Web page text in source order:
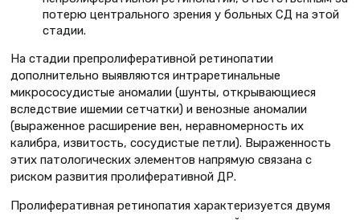
потерю центрального зрения у больных СД на этой
стадии.
На стадии препролиферативной ретинопатии
дополнительно выявляются интраретинальные
микрососудистые аномалии (шунты, открывающиеся
вследствие ишемии сетчатки) и венозные аномалии
(выраженное расширение вен, неравномерность их
калибра, извитость, сосудистые петли). Выраженность
этих патологических элементов напрямую связана с
риском развития пролиферативной ДР.
Пролиферативная ретинопатия характеризуется двумя